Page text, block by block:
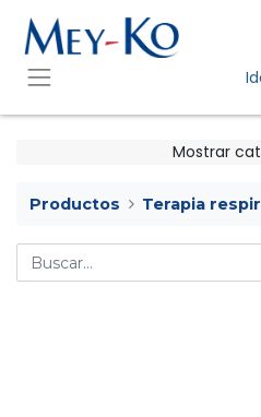
Mostrar
Productos Terapia